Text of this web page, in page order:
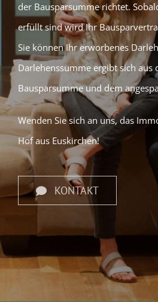
der Bausparsumme richtet.
erfüllt sind wird Ihr
Sie können Ihr erworbenes
Darlehenssumme ergibt sich aus
Bausparsumme und dem
Wenden Sie sich an uns, das
Hof aus Euskirchen!
KONTAKT